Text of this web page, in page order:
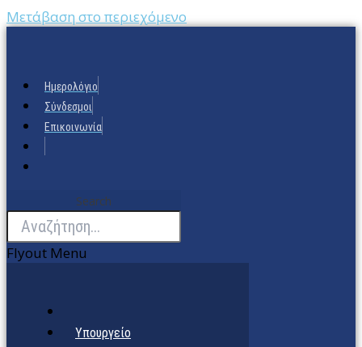
Μετάβαση στο περιεχόμενο
Ημερολόγιο
Σύνδεσμοι
Επικοινωνία
Search
Flyout Menu
Υπουργείο